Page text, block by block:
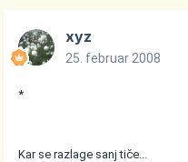
xyz
25. februar 2008
*
Kar se razlage sanj tiče...